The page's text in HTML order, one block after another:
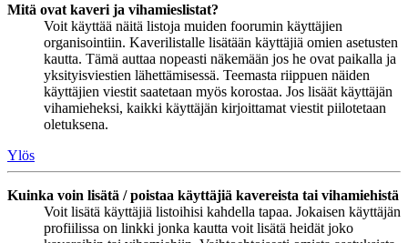
Mitä ovat kaveri ja vihamieslistat?
Voit käyttää näitä listoja muiden foorumin käyttäjien
organisointiin. Kaverilistalle lisätään käyttäjiä omien asetusten
kautta. Tämä auttaa nopeasti näkemään jos he ovat paikalla ja
yksityisviestien lähettämisessä. Teemasta riippuen näiden
käyttäjien viestit saatetaan myös korostaa. Jos lisäät käyttäjän
vihamieheksi, kaikki käyttäjän kirjoittamat viestit piilotetaan
oletuksena.
Ylös
Kuinka voin lisätä / poistaa käyttäjiä kavereista tai vihamiehistä
Voit lisätä käyttäjiä listoihisi kahdella tapaa. Jokaisen käyttäjän
profiilissa on linkki jonka kautta voit lisätä heidät joko